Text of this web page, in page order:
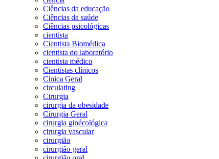
Ciências da educação
Ciências da saúde
Ciências psicológicas
cientista
Cientista Biomédica
cientista do laboratório
cientista médico
Cientistas clínicos
Cínica Geral
circulating
Cirurgia
cirurgia da obesidade
Cirurgia Geral
cirurgia ginécológica
cirurgia vascular
cirurgião
cirurgião geral